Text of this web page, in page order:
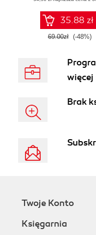
35.88 zł
69.00zł (-48%)
więcej
Brak
Twoje Konto
Księgarnia